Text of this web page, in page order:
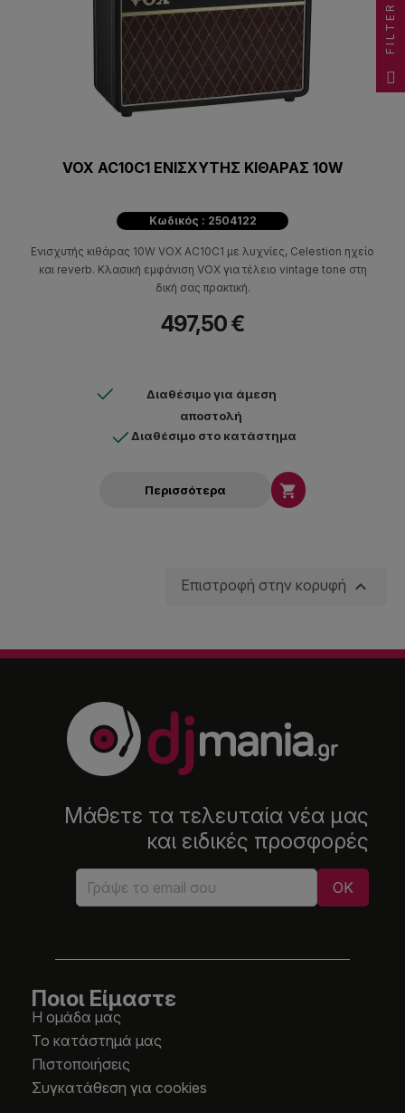
VOX AC10C1 ΕΝΙΣΧΥΤΗΣ ΚΙΘΑΡΑΣ 10W
Κωδικός : 2504122
Ενισχυτής κιθάρας 10W VOX AC10C1 με λυχνίες, Celestion ηχείο
και reverb. Κλασική εμφάνιση VOX για τέλειο vintage tone στη
δική σας πρακτική.
497,50 €
Διαθέσιμο για άμεση
αποστολή
Διαθέσιμο στο κατάστημα
Περισσότερα 
Επιστροφή στην κορυφή 
Μάθετε τα τελευταία νέα μας
και ειδικές προσφορές
Ποιοι Είμαστε
Η ομάδα μας
Το κατάστημά μας
Πιστοποιήσεις
Συγκατάθεση για cookies
FILTER